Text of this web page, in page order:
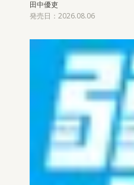
田中優吏
発売日：2026.08.06